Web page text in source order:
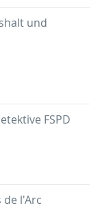
und
FSPD
de l'Arc